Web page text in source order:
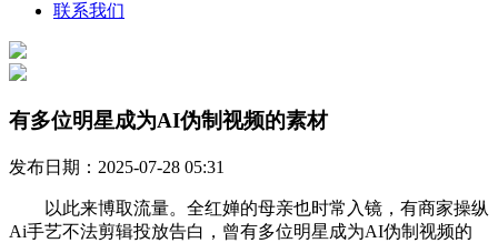
联系我们
有多位明星成为AI伪制视频的素材
发布日期：2025-07-28 05:31
以此来博取流量。全红婵的母亲也时常入镜，有商家操纵
Ai手艺不法剪辑投放告白，曾有多位明星成为AI伪制视频的